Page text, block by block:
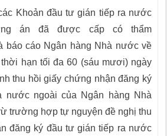
Khoản đầu tư gián tiếp ra nước
án đã được cấp có thẩm
báo cáo Ngân hàng Nhà nước về
hạn tối đa 60 (sáu mươi) ngày
thu hồi giấy chứng nhận đăng ký
nước ngoài của Ngân hàng Nhà
trường hợp tự nguyện đề nghị thu
đăng ký đầu tư gián tiếp ra nước